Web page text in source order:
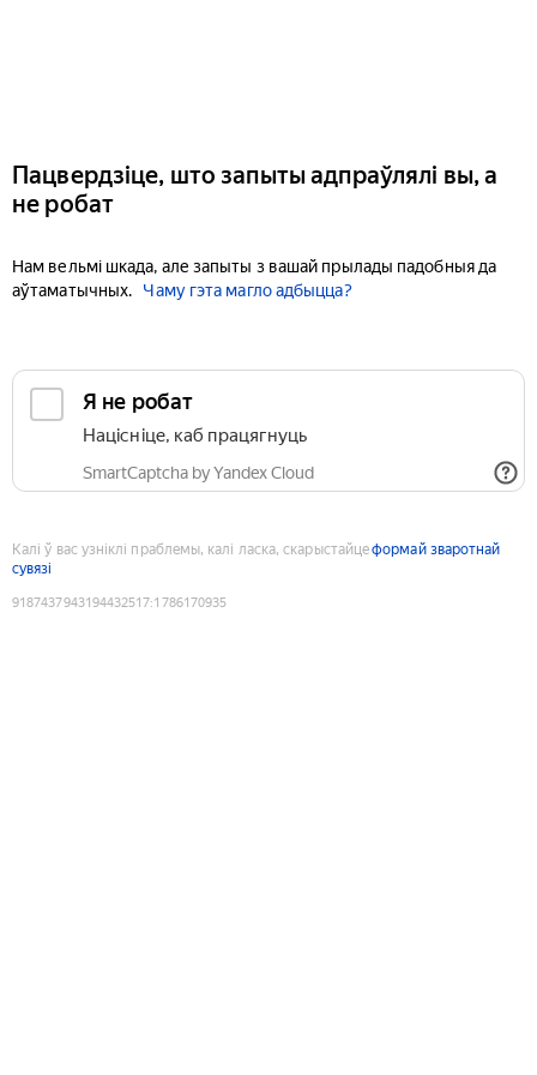
Пацвердзіце, што запыты адпраўлялі вы, а
не робат
Нам вельмі шкада, але запыты з вашай прылады падобныя да
аўтаматычных.
Чаму гэта магло адбыцца?
Я не робат
Націсніце, каб працягнуць
SmartCaptcha by Yandex Cloud
Калі ў вас узніклі праблемы, калі ласка, скарыстайцеформай зваротнай
сувязі
9187437943194432517:1786170935